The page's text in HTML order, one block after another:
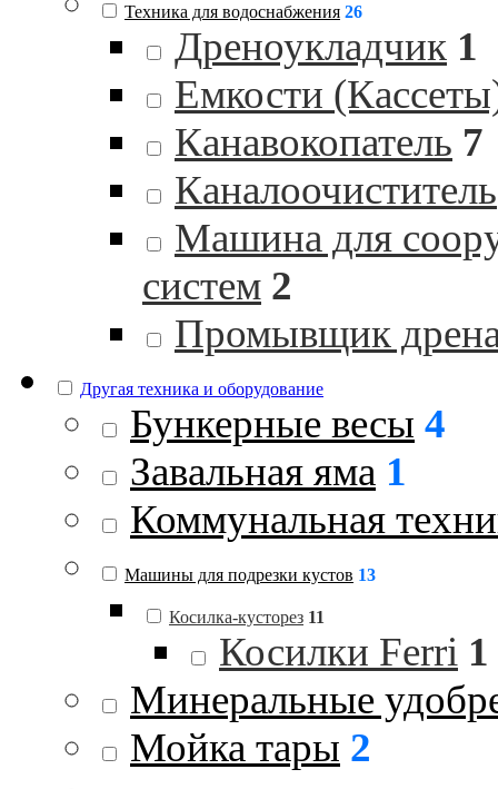
Техника для водоснабжения 26
Дреноукладчик 1
Емкости
Канавокопатель 7
Каналоочиститель
Машина для
систем 2
Промывщик
Другая техника и оборудование
Бункерные весы 4
Завальная яма 1
Коммунальная
Машины для подрезки кустов 13
Косилка-кусторез 11
Косилки Ferri 1
Минеральные
Мойка тары 2